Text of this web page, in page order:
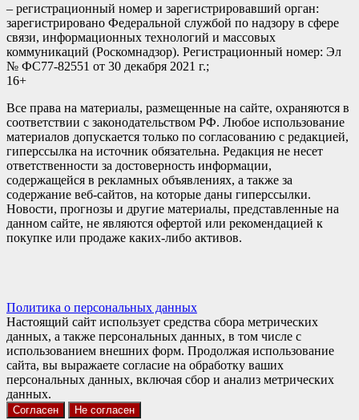
– регистрационный номер и зарегистрировавший орган:
зарегистрировано Федеральной службой по надзору в сфере
связи, информационных технологий и массовых
коммуникаций (Роскомнадзор). Регистрационный номер: Эл
№ ФС77-82551 от 30 декабря 2021 г.;
16+
Все права на материалы, размещенные на сайте, охраняются в
соответствии с законодательством РФ. Любое использование
материалов допускается только по согласованию с редакцией,
гиперссылка на источник обязательна. Редакция не несет
ответственности за достоверность информации,
содержащейся в рекламных объявлениях, а также за
содержание веб-сайтов, на которые даны гиперссылки.
Новости, прогнозы и другие материалы, представленные на
данном сайте, не являются офертой или рекомендацией к
покупке или продаже каких-либо активов.
Политика о персональных данных
Настоящий сайт использует средства сбора метрических
данных, а также персональных данных, в том числе с
использованием внешних форм. Продолжая использование
сайта, вы выражаете согласие на обработку ваших
персональных данных, включая сбор и анализ метрических
данных.
Согласен Не согласен